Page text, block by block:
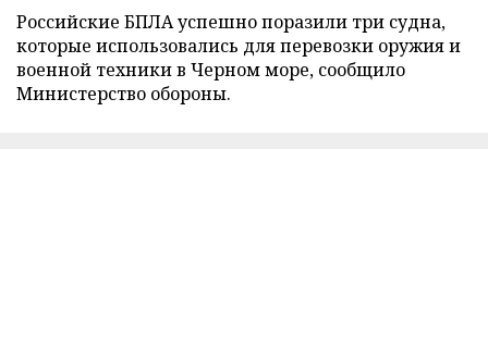
Российские БПЛА успешно поразили три судна,
которые использовались для перевозки оружия и
военной техники в Черном море, сообщило
Министерство обороны.